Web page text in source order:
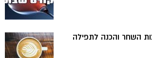
השחר והכנה לתפילה